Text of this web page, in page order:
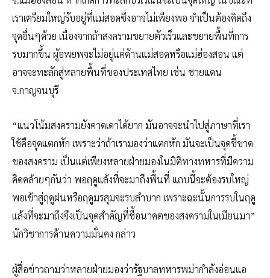
เราเตรียมใหญ่รับอยู่ที่แม่สอดซึ่งอาจไม่เพียงพอ จำเป็นต้องคิดถึง
จุดอื่นๆด้วย เนื่องจากถ้าสงครามขยายตัวเร็วและขยายพื้นที่การ
รบมากขึ้น ผู้อพยพจะไม่อยู่แค่ด้านแม่สอดหรือแม่ฮ่องสอน แต่
อาจจะทะลักสู่หลายพื้นที่ของประเทศไทย เช่น ชายแดน
จ.กาญจนบุรี
“แนวโน้มสงครามยังคาดเดาได้ยาก มันอาจจะนำไปสู่ภาษาที่เรา
ใช้คือจุดแตกหัก เพราะว่าถ้าเรามองว่าแตกหัก มันจะเป็นจุดชี้ขาด
ของสงคราม เป็นแต่เพียงหลายฝ่ายมองในมิติทางทหารที่มีความ
คิดคล้ายๆกันว่า พอฤดูแล้งที่จะมาถึงพื้นที่ แถบนี้จะต้องรบใหญ่
พอเข้าสู่ฤดูฝนหรือฤดูมรสุมจะรบลำบาก เพราะฉะนั้นการรบในฤดู
แล้งที่จะมาถึงจึงเป็นจุดสำคัญที่ชี้อนาคตของสงครามในเมียนมา”
นักวิชาการด้านความมั่นคง กล่าว
ผู้สื่อข่าวถามว่าหลายฝ่ายมองว่ารัฐบาลทหารพม่ากำลังอ่อนแอ